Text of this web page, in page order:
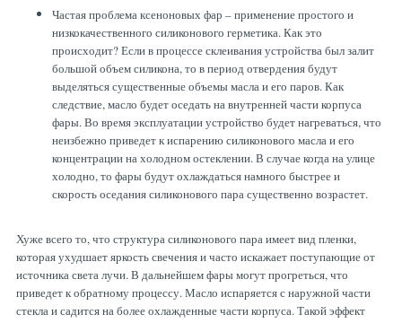
Частая проблема ксеноновых фар – применение простого и
низкокачественного силиконового герметика. Как это
происходит? Если в процессе склеивания устройства был залит
большой объем силикона, то в период отвердения будут
выделяться существенные объемы масла и его паров. Как
следствие, масло будет оседать на внутренней части корпуса
фары. Во время эксплуатации устройство будет нагреваться, что
неизбежно приведет к испарению силиконового масла и его
концентрации на холодном остеклении. В случае когда на улице
холодно, то фары будут охлаждаться намного быстрее и
скорость оседания силиконового пара существенно возрастет.
Хуже всего то, что структура силиконового пара имеет вид пленки,
которая ухудшает яркость свечения и часто искажает поступающие от
источника света лучи. В дальнейшем фары могут прогреться, что
приведет к обратному процессу. Масло испаряется с наружной части
стекла и садится на более охлажденные части корпуса. Такой эффект